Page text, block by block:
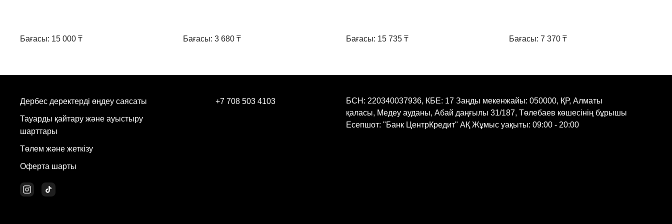
және әсер ету уақытын дұрыс есептеу.
Шашты тарақтап, кептіру.
Егер клиенттің шаштары өте қатты болса, дайындық үшін THUYA
смузерін қолдануға болады.
Бағасы: 15 000 ₸ Бағасы: 3 680 ₸ Бағасы: 15 735 ₸ Бағасы: 7 370 ₸
Дербес деректерді өңдеу саясаты
Тауарды қайтару және ауыстыру
шарттары
Төлем және жеткізу
Оферта шарты
+7 708 503 4103
БСН: 220340037936, КБЕ: 17 Заңды мекенжайы: 050000, ҚР, Алматы
қаласы, Медеу ауданы, Абай даңғылы 31/187, Төлебаев көшесінің бұрышы
Есепшот: "Банк ЦентрКредит" АҚ Жұмыс уақыты: 09:00 - 20:00